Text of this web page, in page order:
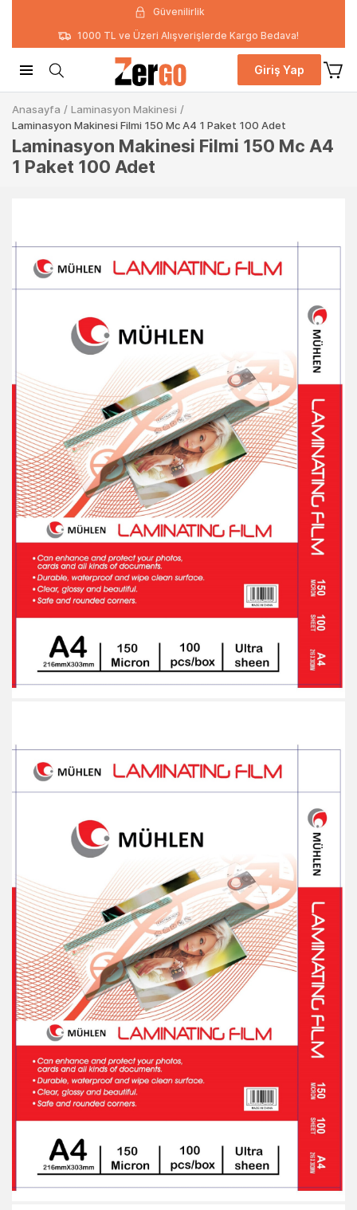
Güvenilirlik
1000 TL ve Üzeri Alışverişlerde Kargo Bedava!
Giriş Yap
Anasayfa / Laminasyon Makinesi /
Laminasyon Makinesi Filmi 150 Mc A4 1 Paket 100 Adet
Laminasyon Makinesi Filmi 150 Mc A4
1 Paket 100 Adet